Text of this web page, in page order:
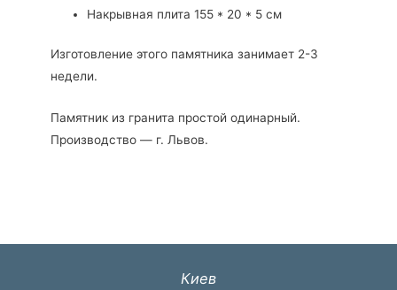
Накрывная плита 155 * 20 * 5 см
Изготовление этого памятника занимает 2-3
недели.
Памятник из гранита простой одинарный.
Производство — г. Львов.
Киев